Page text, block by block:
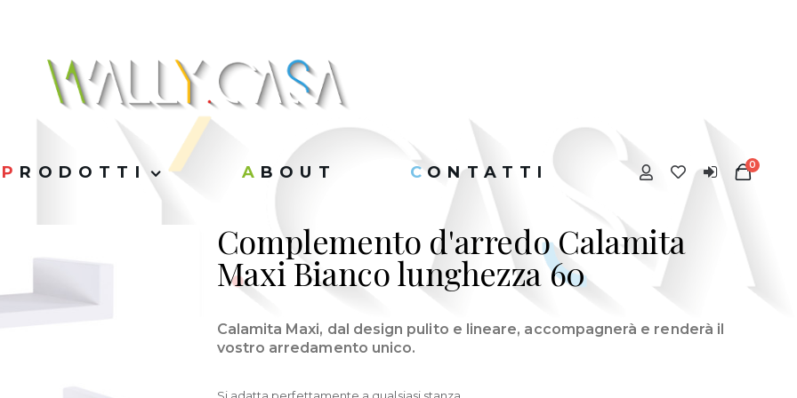
0
PRODOTTI ABOUT CONTATTI
Complemento d'arredo Calamita
Maxi Bianco lunghezza 60
Calamita Maxi, dal design pulito e lineare, accompagnerà e renderà il
vostro arredamento unico.